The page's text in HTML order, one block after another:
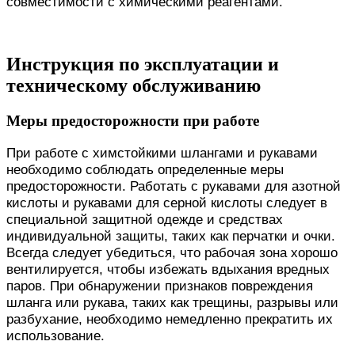
Инструкция по эксплуатации и
техническому обслуживанию
Меры предосторожности при работе
При работе с химстойкими шлангами и рукавами
необходимо соблюдать определенные меры
предосторожности. Работать с рукавами для азотной
кислоты и рукавами для серной кислоты следует в
специальной защитной одежде и средствах
индивидуальной защиты, таких как перчатки и очки.
Всегда следует убедиться, что рабочая зона хорошо
вентилируется, чтобы избежать вдыхания вредных
паров. При обнаружении признаков повреждения
шланга или рукава, таких как трещины, разрывы или
разбухание, необходимо немедленно прекратить их
использование.